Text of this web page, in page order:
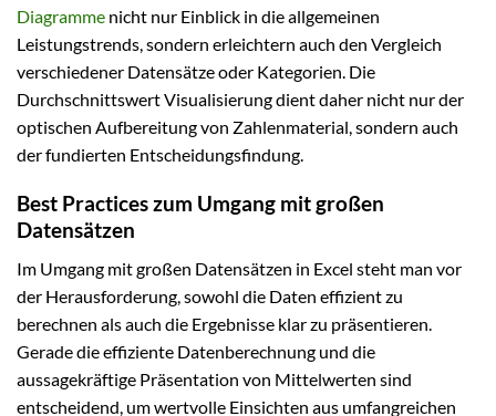
Diagramme nicht nur Einblick in die allgemeinen
Leistungstrends, sondern erleichtern auch den Vergleich
verschiedener Datensätze oder Kategorien. Die
Durchschnittswert Visualisierung dient daher nicht nur der
optischen Aufbereitung von Zahlenmaterial, sondern auch
der fundierten Entscheidungsfindung.
Best Practices zum Umgang mit großen
Datensätzen
Im Umgang mit großen Datensätzen in Excel steht man vor
der Herausforderung, sowohl die Daten effizient zu
berechnen als auch die Ergebnisse klar zu präsentieren.
Gerade die effiziente Datenberechnung und die
aussagekräftige Präsentation von Mittelwerten sind
entscheidend, um wertvolle Einsichten aus umfangreichen